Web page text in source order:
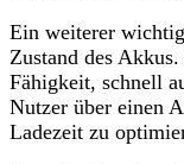
Ein weiterer
Zustand des
Fähigkeit, schnell
Nutzer über einen
Ladezeit zu